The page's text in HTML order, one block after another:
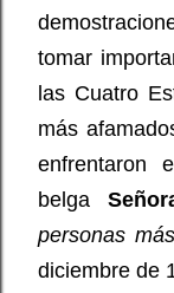
tomar
las Cuatro
más
enfrentaron
belga
personas
diciembre de